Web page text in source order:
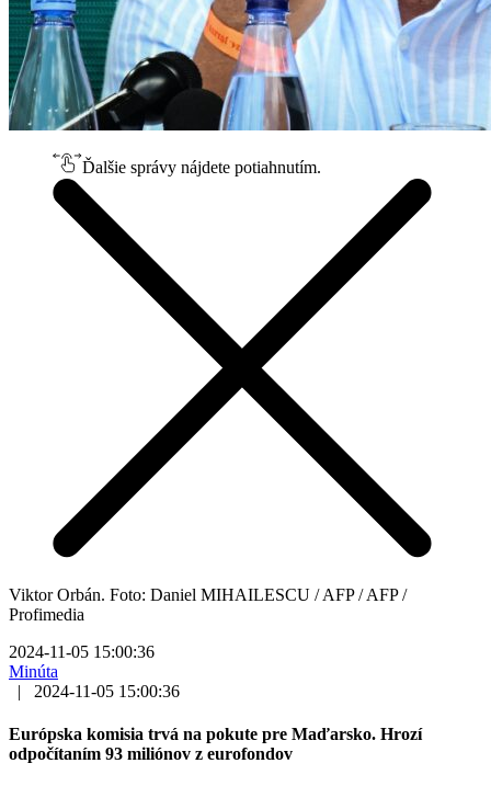
Ďalšie správy nájdete potiahnutím.
Viktor Orbán. Foto: Daniel MIHAILESCU / AFP / AFP /
Profimedia
2024-11-05 15:00:36
Minúta
|
2024-11-05 15:00:36
Európska komisia trvá na pokute pre Maďarsko. Hrozí
odpočítaním 93 miliónov z eurofondov